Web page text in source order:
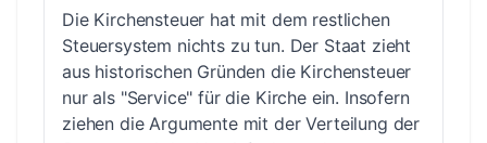
Die Kirchensteuer hat mit dem restlichen
Steuersystem nichts zu tun. Der Staat zieht
aus historischen Gründen die Kirchensteuer
nur als "Service" für die Kirche ein. Insofern
ziehen die Argumente mit der Verteilung der